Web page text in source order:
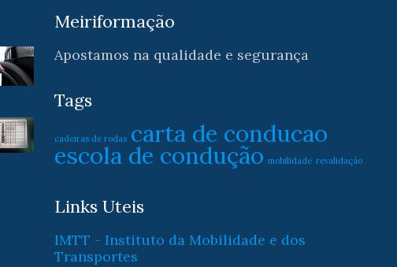
Meiriformação
Apostamos na qualidade e segurança
Tags
cadeiras de rodas carta de conducao
escola de condução mobilidade revalidação
Links Uteis
IMTT - Instituto da Mobilidade e dos
Transportes